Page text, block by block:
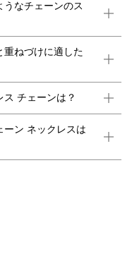
うなチェーンのス
重ねづけに適した
チェーンは？
ーン ネックレスは